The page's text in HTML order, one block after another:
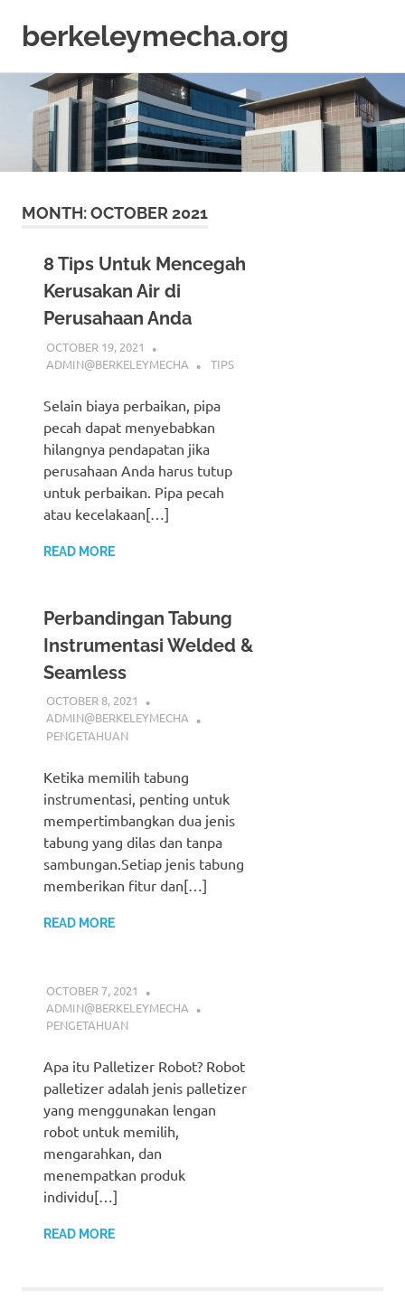
content
berkeleymecha.org
Bisnis
Terkini
MONTH:OCTOBER 2021
8 Tips Untuk Mencegah
Kerusakan Air di
Perusahaan Anda
OCTOBER 19, 2021
ADMIN@BERKELEYMECHA
TIPS
Selain biaya perbaikan, pipa
pecah dapat menyebabkan
hilangnya pendapatan jika
perusahaan Anda harus tutup
untuk perbaikan. Pipa pecah
atau kecelakaan[…]
READ MORE
Perbandingan Tabung
Instrumentasi Welded &
Seamless
OCTOBER 8, 2021
ADMIN@BERKELEYMECHA
PENGETAHUAN
Ketika memilih tabung
instrumentasi, penting untuk
mempertimbangkan dua jenis
tabung yang dilas dan tanpa
sambungan.Setiap jenis tabung
memberikan fitur dan[…]
READ MORE
OCTOBER 7, 2021
ADMIN@BERKELEYMECHA
PENGETAHUAN
Apa itu Palletizer Robot? Robot
palletizer adalah jenis palletizer
yang menggunakan lengan
robot untuk memilih,
mengarahkan, dan
menempatkan produk
individu[…]
READ MORE